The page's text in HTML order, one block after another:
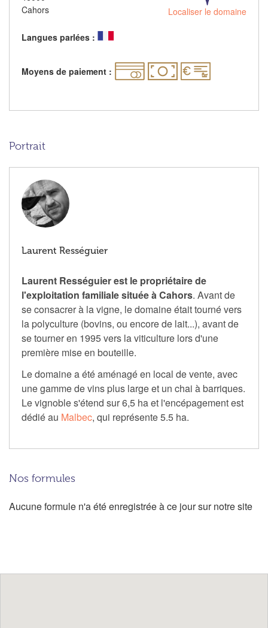
Cahors
Localiser le domaine
Langues parlées :
Moyens de paiement :
Portrait
Laurent Rességuier
Laurent Rességuier est le propriétaire de
l'exploitation familiale située à Cahors. Avant de
se consacrer à la vigne, le domaine était tourné vers
la polyculture (bovins, ou encore de lait...), avant de
se tourner en 1995 vers la viticulture lors d'une
première mise en bouteille.
Le domaine a été aménagé en local de vente, avec
une gamme de vins plus large et un chai à barriques.
Le vignoble s'étend sur 6,5 ha et l'encépagement est
dédié au Malbec, qui représente 5.5 ha.
Nos formules
Aucune formule n'a été enregistrée à ce jour sur notre site